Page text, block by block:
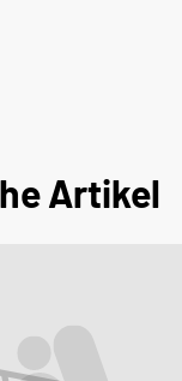
Artikel